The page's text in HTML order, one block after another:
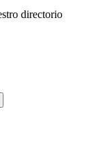
directorio